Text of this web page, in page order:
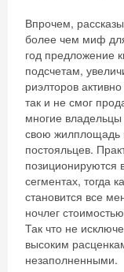
Впрочем,
более чем миф
год предложение
подсчетам,
риэлторов
так и не смог
многие
свою жилплощадь
постояльцев.
позиционируются
сегментах, тогда
становится все
ночлег
Так что не
высоким
незаполненными.